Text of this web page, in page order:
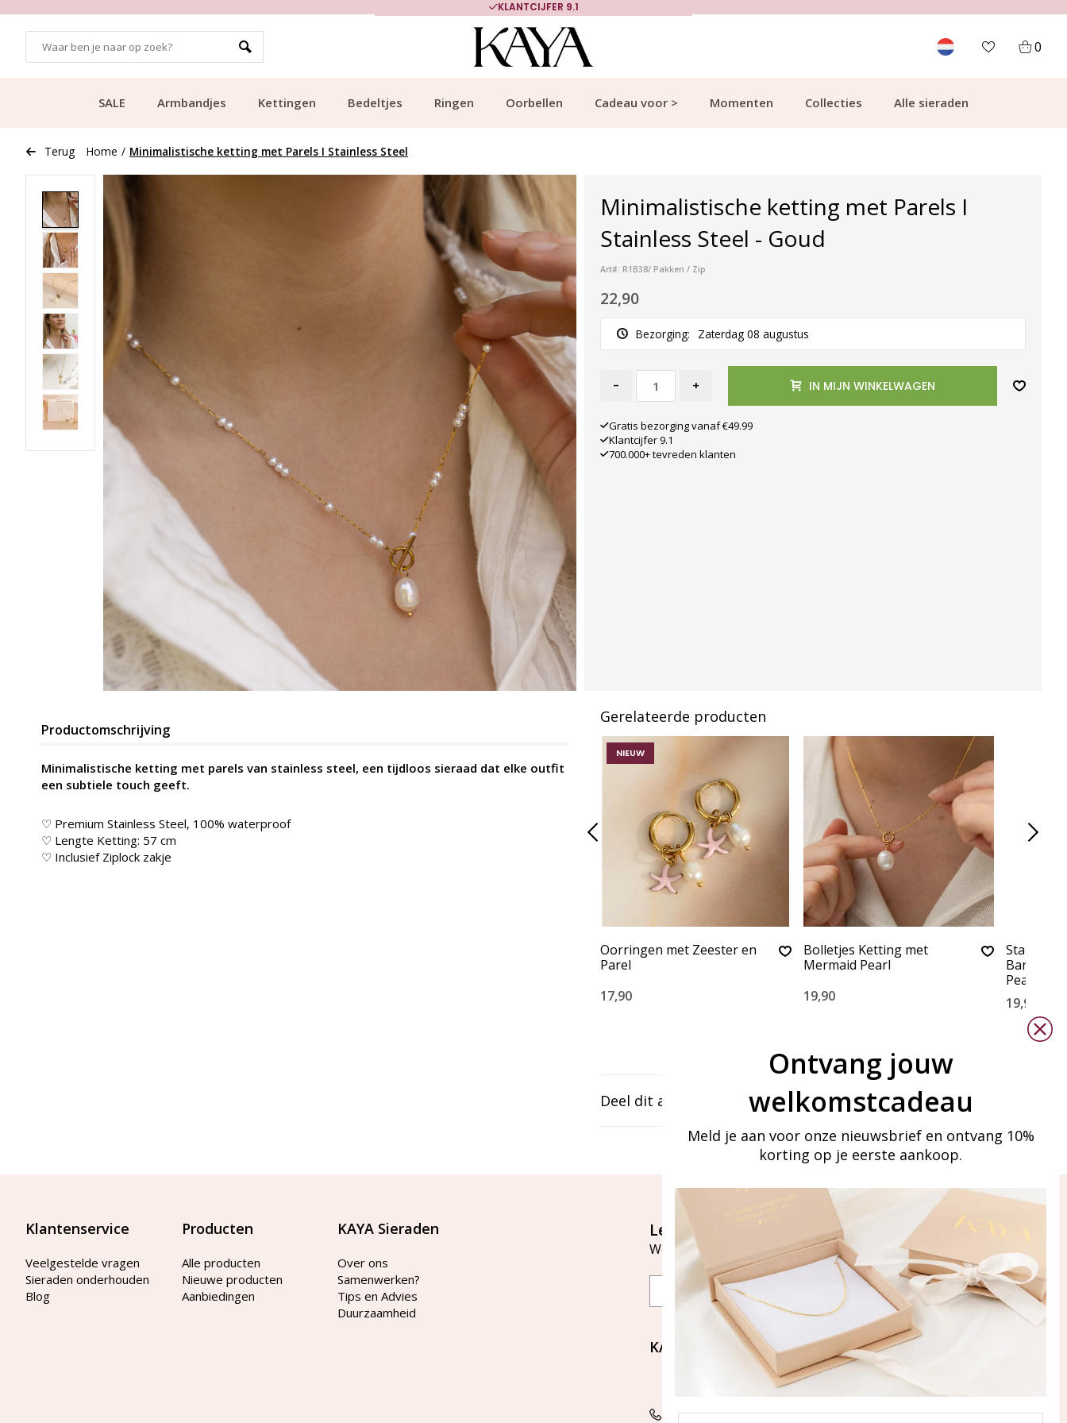
KLANTCIJFER 9.1
0
SALE Armbandjes Kettingen Bedeltjes Ringen Oorbellen Cadeau voor > Momenten Collecties Alle sieraden
Terug Home / Minimalistische ketting met Parels I Stainless Steel
Minimalistische ketting met Parels I
Stainless Steel - Goud
Art#: R1B38/ Pakken / Zip
22,90
Bezorging: Zaterdag 08 augustus
- + IN MIJN WINKELWAGEN
Gratis bezorging vanaf €49.99
Klantcijfer 9.1
700.000+ tevreden klanten
Productomschrijving
Minimalistische ketting met parels van stainless steel, een tijdloos sieraad dat elke outfit
een subtiele touch geeft.
♡ Premium Stainless Steel, 100% waterproof
♡ Lengte Ketting: 57 cm
♡ Inclusief Ziplock zakje
Gerelateerde producten
NIEUW
Oorringen met Zeester en
Parel
17,90
Bolletjes Ketting met
Mermaid Pearl
19,90
Barok
Pearls'
19,90
Deel dit artikel
Klantenservice
Veelgestelde vragen
Sieraden onderhouden
Blog
Producten
Alle producten
Nieuwe producten
Aanbiedingen
KAYA Sieraden
Over ons
Samenwerken?
Tips en Advies
Duurzaamheid
Let's stay in touch
Word lid van onze mailinglijst
KAYA Sieraden
Bellen of WhatsApp Ma-Vr
tussen 09:00-17:00
Tel: 085 000 31 87
Ontvang jouw
welkomstcadeau
Meld je aan voor onze nieuwsbrief en ontvang 10%
korting op je eerste aankoop.